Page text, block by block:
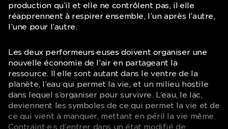
production qu’il et elle ne contrôlent pas, il·elle
réapprennent à respirer ensemble, l’un après l’autre,
l’une pour l’autre.
Les deux performeurs·euses doivent organiser une
nouvelle économie de l’air en partageant la
ressource. Il·elle sont autant dans le ventre de la
planète, l’eau qui permet la vie, et un milieu hostile
dans lequel s’organiser pour survivre. L’eau, le lac,
deviennent les symboles de ce qui permet la vie et de
ce qui vient à manquer, mettant en péril la vie même.
Contraint·e·s d’entrer dans un état modifié de